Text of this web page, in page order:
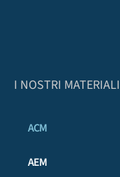
I NOSTRI MATERIALI
ACM
AEM